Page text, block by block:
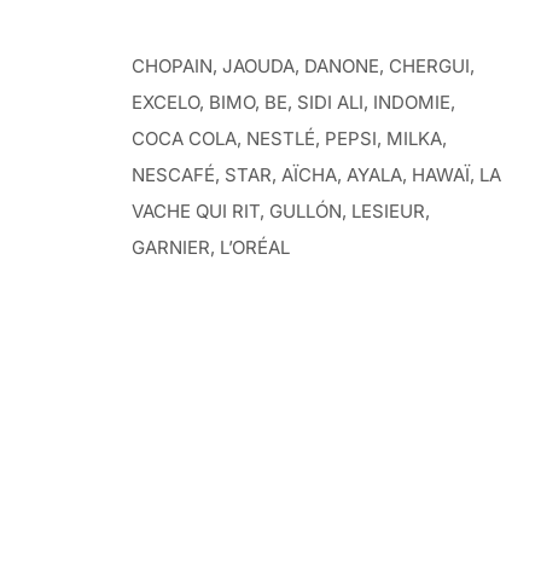
CHOPAIN, JAOUDA, DANONE, CHERGUI,
EXCELO, BIMO, BE, SIDI ALI, INDOMIE,
COCA COLA, NESTLÉ, PEPSI, MILKA,
NESCAFÉ, STAR, AÏCHA, AYALA, HAWAÏ, LA
VACHE QUI RIT, GULLÓN, LESIEUR,
GARNIER, L’ORÉAL